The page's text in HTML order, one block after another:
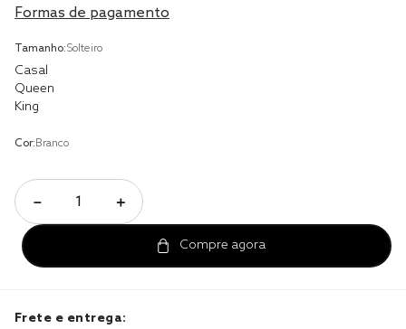
Formas de pagamento
Tamanho:Solteiro
Casal
Queen
King
Cor:Branco
＋
－
Frete e entrega:
cobertor
jogo cama casal